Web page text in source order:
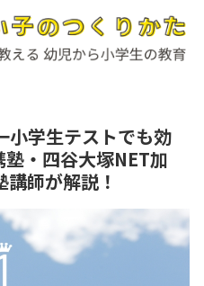
小学生テストでも効
・四谷大塚NET加
師が解説！